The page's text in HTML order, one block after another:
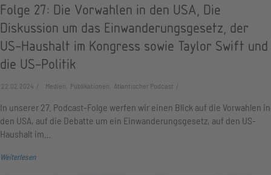
Folge 27: Die Vorwahlen in den USA, Die
Diskussion um das Einwanderungsgesetz, der
US-Haushalt im Kongress sowie Taylor Swift und
die US-Politik
22.02.2024 Medien, Publikationen, Atlantischer Podcast
In unserer 27. Podcast-Folge werfen wir einen Blick auf die Vorwahlen in
den USA, auf die Debatte um ein Einwanderungsgesetz, auf den US-
Haushalt im…
Weiterlesen